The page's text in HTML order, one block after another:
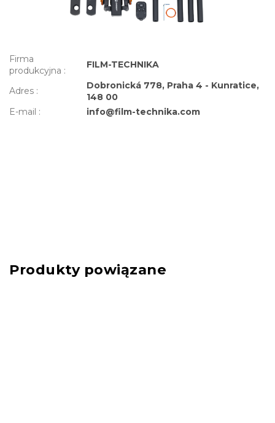
Firma
produkcyjna :
FILM-TECHNIKA
Adres :
Dobronická 778, Praha 4 - Kunratice,
148 00
E-mail : info@film-technika.com
Produkty powiązane